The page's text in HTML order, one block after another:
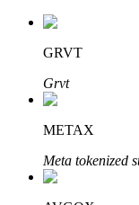
Automatyczna
Zdobądź
GRVT
Grvt
METAX
Meta tokenized